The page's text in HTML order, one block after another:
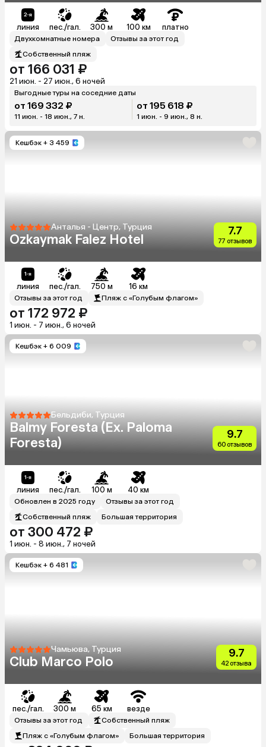
линия пес./гал. 300 м 100 км платно
Двухкомнатные номера
Отзывы за этот год
Собственный пляж
от 166 031 ₽
21 июн. - 27 июн., 6 ночей
Выгодные туры на соседние даты
от 169 332 ₽
11 июн. - 18 июн., 7 н.
от 195 618 ₽
1 июн. - 9 июн., 8 н.
Кешбэк + 3 459
Анталья - Центр, Турция
Ozkaymak Falez Hotel
7.7
77 отзывов
линия пес./гал. 750 м 16 км
Отзывы за этот год Пляж с «Голубым флагом»
от 172 972 ₽
1 июн. - 7 июн., 6 ночей
Кешбэк + 6 009
Бельдиби, Турция
Balmy Foresta (Ex. Paloma
Foresta)
9.7
60 отзывов
линия пес./гал. 100 м 40 км
Обновлен в 2025 году
Отзывы за этот год
Собственный пляж
Большая территория
от 300 472 ₽
1 июн. - 8 июн., 7 ночей
Кешбэк + 6 481
Чамьюва, Турция
Club Marco Polo
9.7
42 отзыва
пес./гал. 300 м 65 км везде
Отзывы за этот год
Собственный пляж
Пляж с «Голубым флагом»
Большая территория